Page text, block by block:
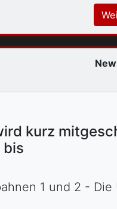
kurz
bis
1 und 2 - Die